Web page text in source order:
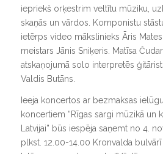
iepriekš orķestrim veltītu mūziku,
skaņās un vārdos. Komponistu
ietērps video mākslinieks Āris
meistars Jānis Sniķeris. Matīsa
atskaņojumā solo interpretēs
Valdis Butāns.
Ieeja koncertos ar bezmaksas
koncertiem “Rīgas sargi mūzikā un
Latvijai” būs iespēja saņemt no 4.
plkst. 12.00-14.00 Kronvalda bulvārī